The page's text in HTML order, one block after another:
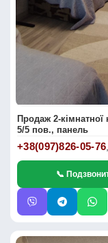
Продаж 2-
5/5 пов., панель
+38(097)826-05-76
📞